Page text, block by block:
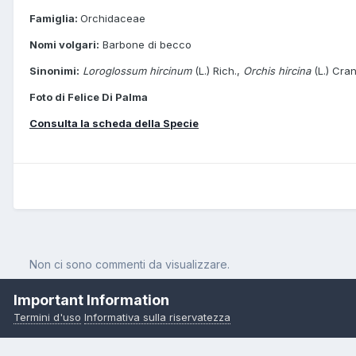
Famiglia: Orchidaceae
Nomi volgari: Barbone di becco
Sinonimi: Loroglossum hircinum(L.) Rich., Orchis hircina(L.)
Foto di Felice Di Palma
Consulta la scheda della Specie
Non ci sono commenti da visualizzare.
Pagina Iniziale Orchidee Himantoglossum hircinum ( L.) Spreng.
Important Information
Termini d'uso Informativa sulla riservatezza